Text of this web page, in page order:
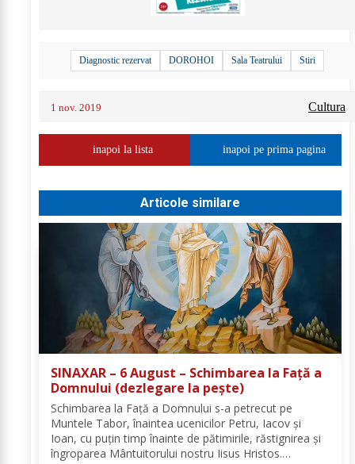
Diagnostic rezervat DOROHOI Sala Teatrului Stiri
1 nov. 2019 Cultura
inapoi la lista inapoi pe prima pagina
Articole similare
SINAXAR – 6 August – Schimbarea la Față a
Domnului (dezlegare la peşte)
Schimbarea la Față a Domnului s-a petrecut pe
Muntele Tabor, înaintea ucenicilor Petru, Iacov și
Ioan, cu puțin timp înainte de pătimirile, răstignirea și
îngroparea Mântuitorului nostru Iisus Hristos.